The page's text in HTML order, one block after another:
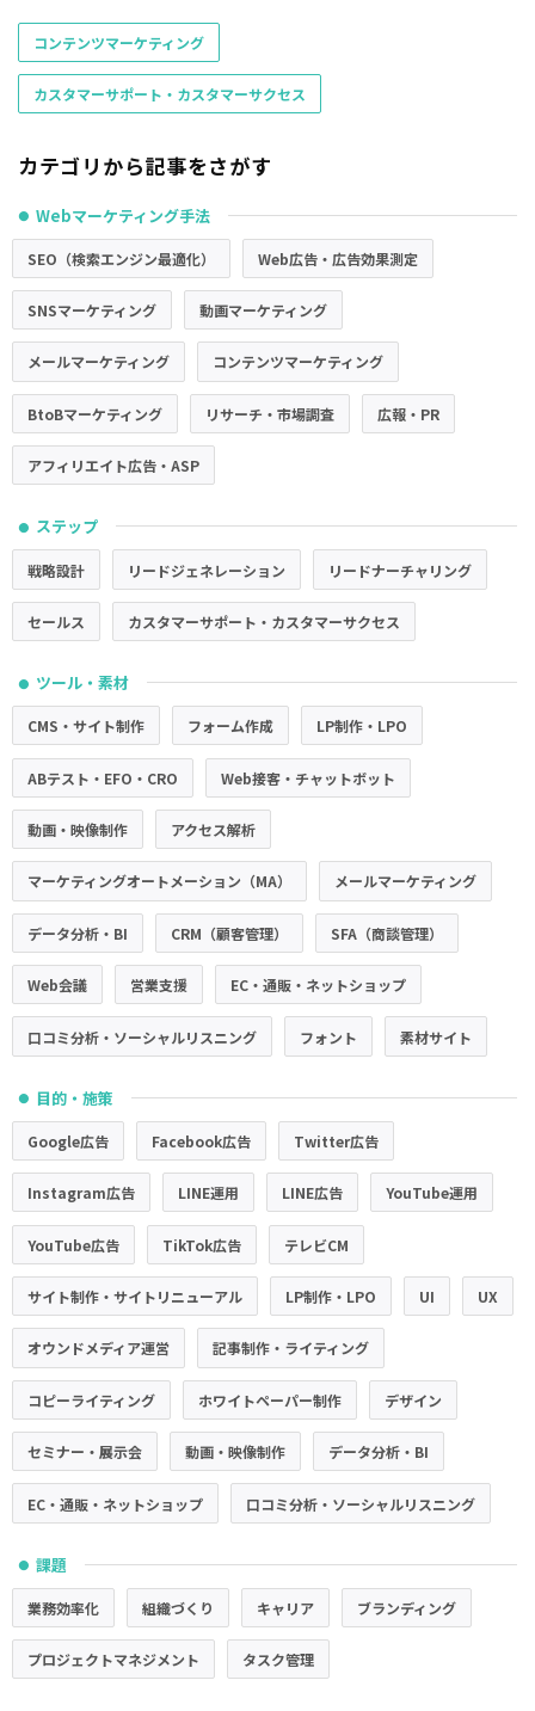
コンテンツマーケティング
カスタマーサポート・カスタマーサクセス
カテゴリから記事をさがす
● Webマーケティング手法
SEO（検索エンジン最適化） Web広告・広告効果測定
SNSマーケティング 動画マーケティング
メールマーケティング コンテンツマーケティング
BtoBマーケティング リサーチ・市場調査 広報・PR
アフィリエイト広告・ASP
● ステップ
戦略設計 リードジェネレーション リードナーチャリング
セールス カスタマーサポート・カスタマーサクセス
● ツール・素材
CMS・サイト制作 フォーム作成 LP制作・LPO
ABテスト・EFO・CRO Web接客・チャットボット
動画・映像制作 アクセス解析
マーケティングオートメーション（MA） メールマーケティング
データ分析・BI CRM（顧客管理） SFA（商談管理）
Web会議 営業支援 EC・通販・ネットショップ
口コミ分析・ソーシャルリスニング フォント 素材サイト
● 目的・施策
Google広告 Facebook広告 Twitter広告
Instagram広告 LINE運用 LINE広告 YouTube運用
YouTube広告 TikTok広告 テレビCM
サイト制作・サイトリニューアル LP制作・LPO UI UX
オウンドメディア運営 記事制作・ライティング
コピーライティング ホワイトペーパー制作 デザイン
セミナー・展示会 動画・映像制作 データ分析・BI
EC・通販・ネットショップ 口コミ分析・ソーシャルリスニング
● 課題
業務効率化 組織づくり キャリア ブランディング
プロジェクトマネジメント タスク管理